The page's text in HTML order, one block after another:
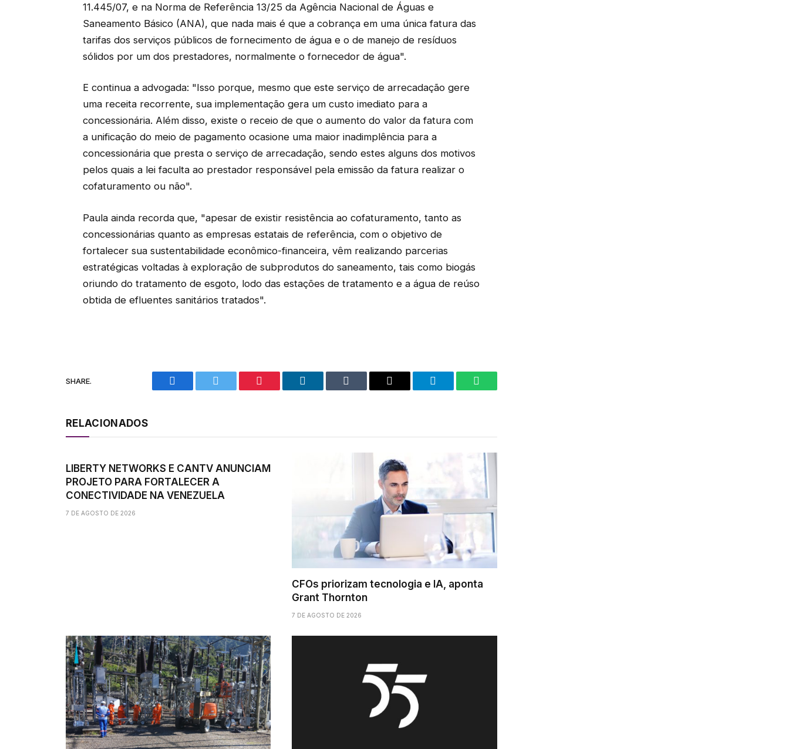
11.445/07, e na Norma de Referência 13/25 da Agência Nacional de Águas e
Saneamento Básico (ANA), que nada mais é que a cobrança em uma única fatura das
tarifas dos serviços públicos de fornecimento de água e o de manejo de resíduos
sólidos por um dos prestadores, normalmente o fornecedor de água".
E continua a advogada: "Isso porque, mesmo que este serviço de arrecadação gere
uma receita recorrente, sua implementação gera um custo imediato para a
concessionária. Além disso, existe o receio de que o aumento do valor da fatura com
a unificação do meio de pagamento ocasione uma maior inadimplência para a
concessionária que presta o serviço de arrecadação, sendo estes alguns dos motivos
pelos quais a lei faculta ao prestador responsável pela emissão da fatura realizar o
cofaturamento ou não".
Paula ainda recorda que, "apesar de existir resistência ao cofaturamento, tanto as
concessionárias quanto as empresas estatais de referência, com o objetivo de
fortalecer sua sustentabilidade econômico-financeira, vêm realizando parcerias
estratégicas voltadas à exploração de subprodutos do saneamento, tais como biogás
oriundo do tratamento de esgoto, lodo das estações de tratamento e a água de reúso
obtida de efluentes sanitários tratados".
SHARE.
Facebook Twitter Pinterest LinkedIn Tumblr Email Telegram WhatsApp
RELACIONADOS
LIBERTY NETWORKS E CANTV ANUNCIAM
PROJETO PARA FORTALECER A
CONECTIVIDADE NA VENEZUELA
7 DE AGOSTO DE 2026
CFOs priorizam tecnologia e IA, aponta
Grant Thornton
7 DE AGOSTO DE 2026